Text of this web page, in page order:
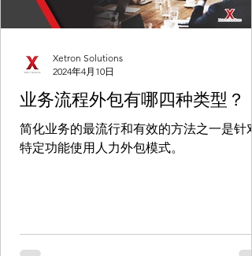
业务流程外包有哪四种类型？
简化业务的最流行和有效的方法之一是针对
特定功能使用人力外包模式。
Xetron Solutions
2024年4月10日